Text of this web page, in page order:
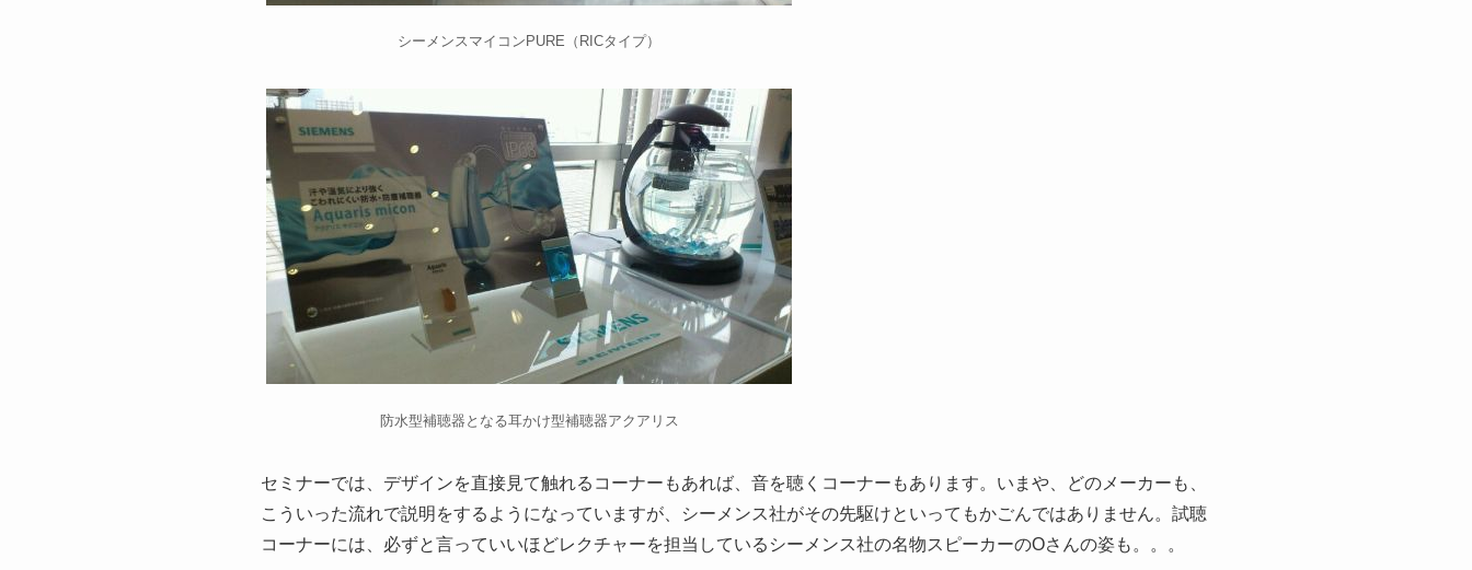
シーメンスマイコンPURE（RICタイプ）
防水型補聴器となる耳かけ型補聴器アクアリス
セミナーでは、デザインを直接見て触れるコーナーもあれば、音を聴くコーナーもあります。いまや、どのメーカーも、
こういった流れで説明をするようになっていますが、シーメンス社がその先駆けといってもかごんではありません。試聴
コーナーには、必ずと言っていいほどレクチャーを担当しているシーメンス社の名物スピーカーのOさんの姿も。。。